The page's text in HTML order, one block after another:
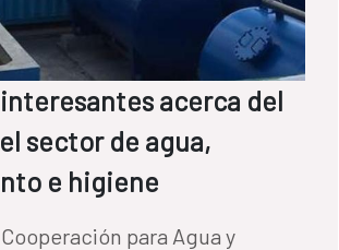
acerca del
el sector de agua,
e higiene
para Agua y